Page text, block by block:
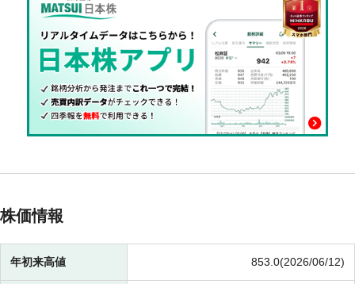
株価情報
年初来高値 853.0(2026/06/12)